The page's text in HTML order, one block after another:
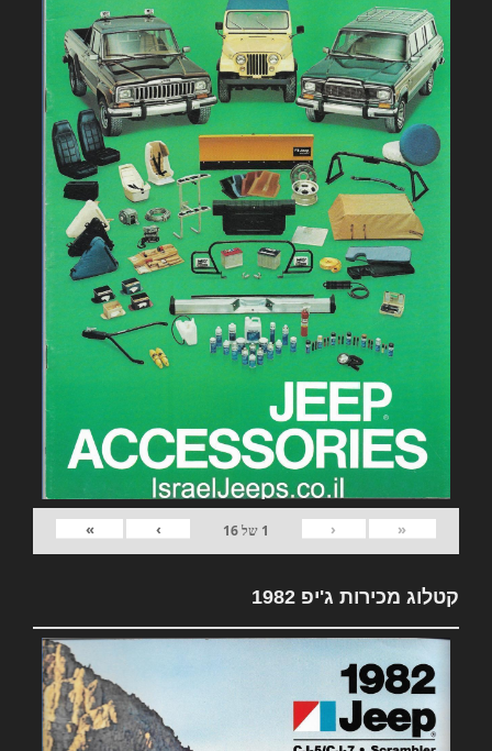
«
‹
1 של16
›
»
קטלוג מכירות ג'יפ 1982